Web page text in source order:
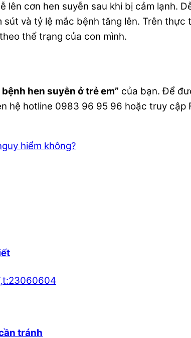
lên cơn hen suyễn sau khi bị cảm lạnh.
và tỷ lệ mắc bệnh tăng lên. Trên
thể trạng của con mình.
bệnh hen suyễn ở trẻ em” của bạn. Để
hệ hotline 0983 96 95 96 hoặc truy
hiểm không?
tránh